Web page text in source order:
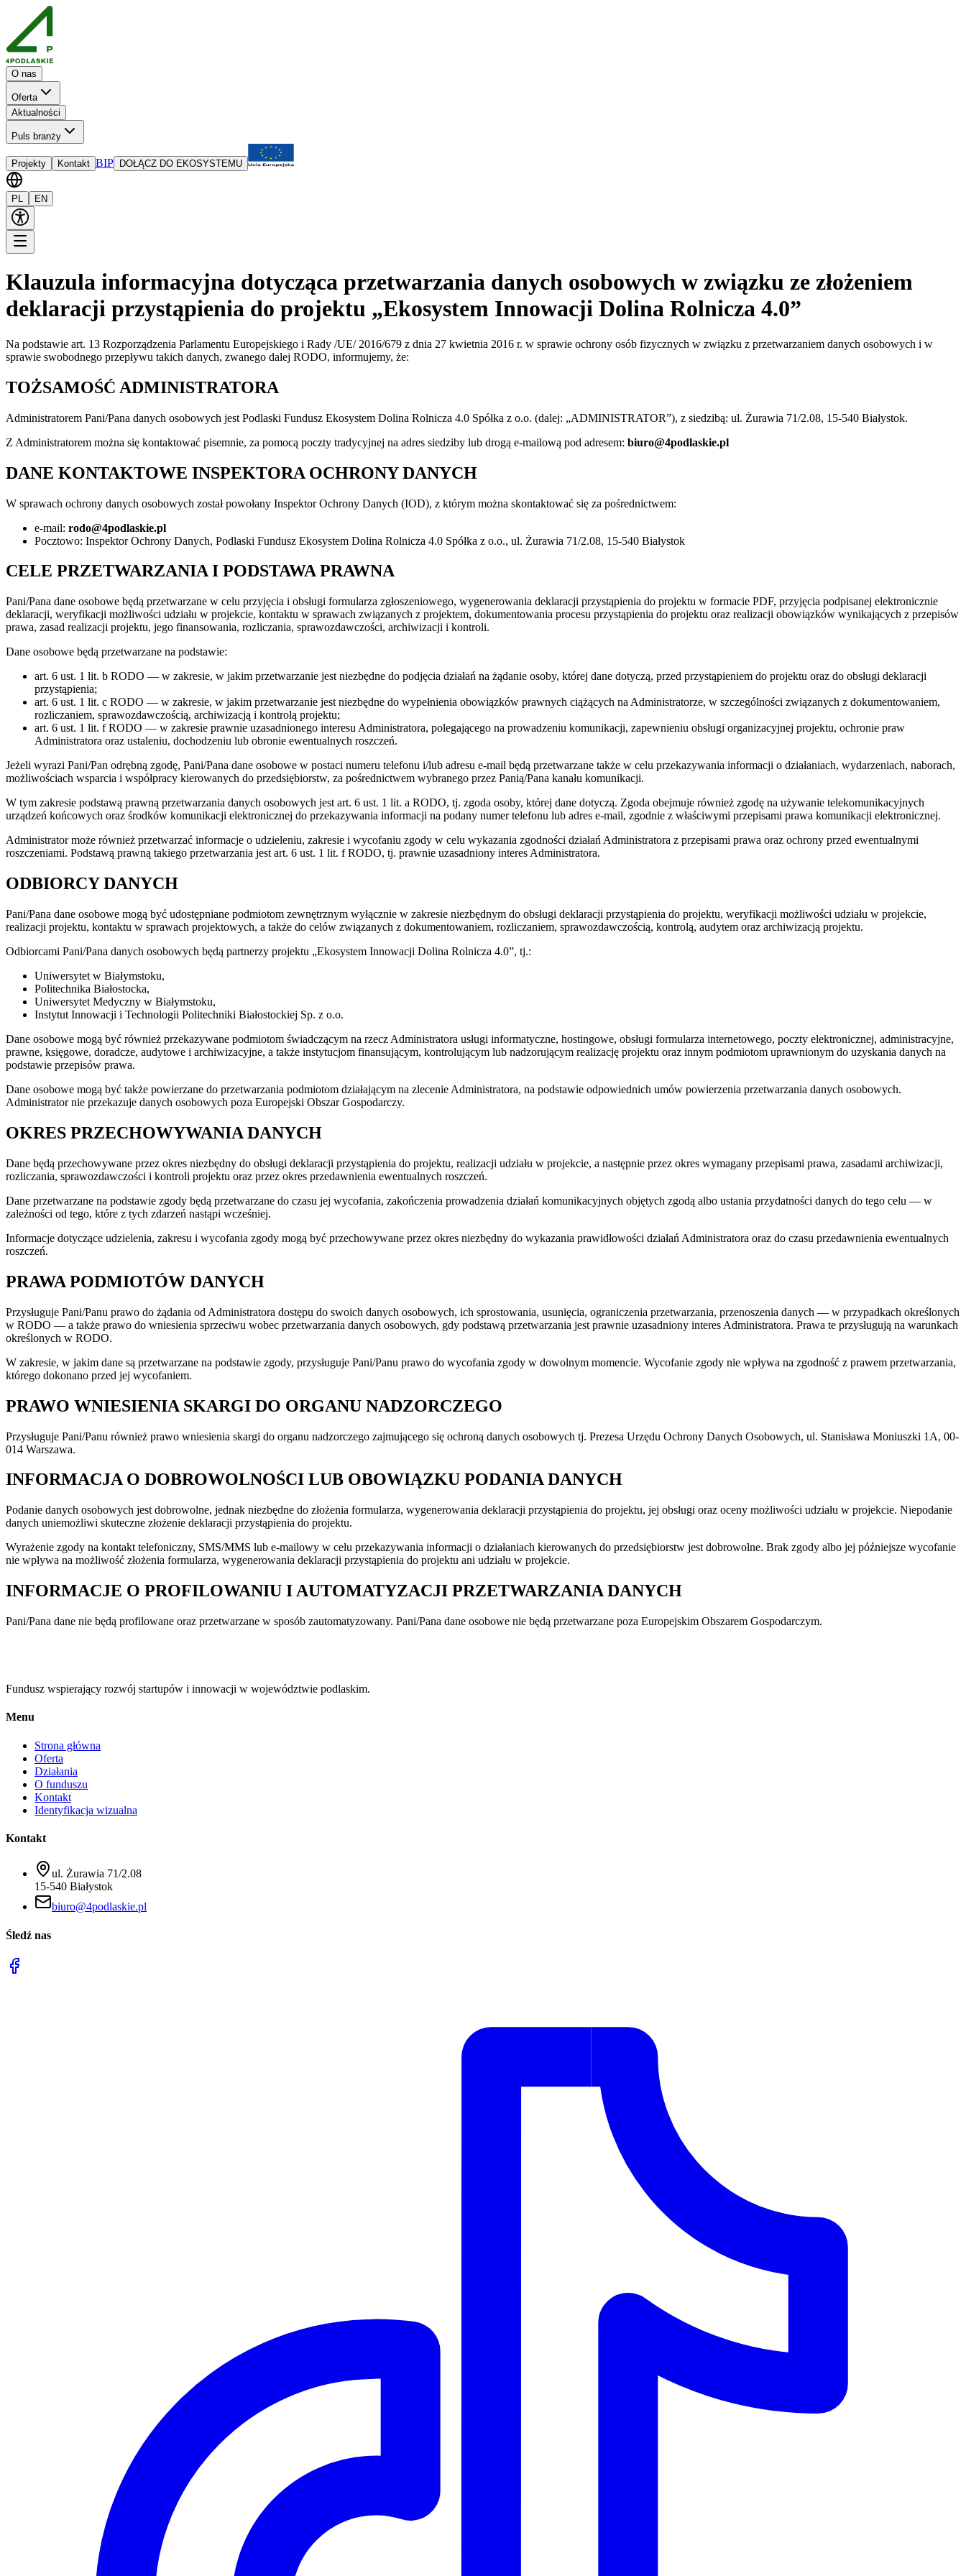
O nas
Oferta
Aktualności
Puls branży
Projekty Kontakt BIP DOŁĄCZ DO EKOSYSTEMU
PL EN
Klauzula informacyjna dotycząca przetwarzania danych osobowych w związku ze złożeniem
deklaracji przystąpienia do projektu „Ekosystem Innowacji Dolina Rolnicza 4.0”
Na podstawie art. 13 Rozporządzenia Parlamentu Europejskiego i Rady /UE/ 2016/679 z dnia 27 kwietnia 2016 r. w sprawie ochrony osób fizycznych w związku z przetwarzaniem danych osobowych i w
sprawie swobodnego przepływu takich danych, zwanego dalej RODO, informujemy, że:
TOŻSAMOŚĆ ADMINISTRATORA
Administratorem Pani/Pana danych osobowych jest Podlaski Fundusz Ekosystem Dolina Rolnicza 4.0 Spółka z o.o. (dalej: „ADMINISTRATOR”), z siedzibą: ul. Żurawia 71/2.08, 15-540 Białystok.
Z Administratorem można się kontaktować pisemnie, za pomocą poczty tradycyjnej na adres siedziby lub drogą e-mailową pod adresem: biuro@4podlaskie.pl
DANE KONTAKTOWE INSPEKTORA OCHRONY DANYCH
W sprawach ochrony danych osobowych został powołany Inspektor Ochrony Danych (IOD), z którym można skontaktować się za pośrednictwem:
e-mail: rodo@4podlaskie.pl
Pocztowo: Inspektor Ochrony Danych, Podlaski Fundusz Ekosystem Dolina Rolnicza 4.0 Spółka z o.o., ul. Żurawia 71/2.08, 15-540 Białystok
CELE PRZETWARZANIA I PODSTAWA PRAWNA
Pani/Pana dane osobowe będą przetwarzane w celu przyjęcia i obsługi formularza zgłoszeniowego, wygenerowania deklaracji przystąpienia do projektu w formacie PDF, przyjęcia podpisanej elektronicznie
deklaracji, weryfikacji możliwości udziału w projekcie, kontaktu w sprawach związanych z projektem, dokumentowania procesu przystąpienia do projektu oraz realizacji obowiązków wynikających z przepisów
prawa, zasad realizacji projektu, jego finansowania, rozliczania, sprawozdawczości, archiwizacji i kontroli.
Dane osobowe będą przetwarzane na podstawie:
art. 6 ust. 1 lit. b RODO — w zakresie, w jakim przetwarzanie jest niezbędne do podjęcia działań na żądanie osoby, której dane dotyczą, przed przystąpieniem do projektu oraz do obsługi deklaracji
przystąpienia;
art. 6 ust. 1 lit. c RODO — w zakresie, w jakim przetwarzanie jest niezbędne do wypełnienia obowiązków prawnych ciążących na Administratorze, w szczególności związanych z dokumentowaniem,
rozliczaniem, sprawozdawczością, archiwizacją i kontrolą projektu;
art. 6 ust. 1 lit. f RODO — w zakresie prawnie uzasadnionego interesu Administratora, polegającego na prowadzeniu komunikacji, zapewnieniu obsługi organizacyjnej projektu, ochronie praw
Administratora oraz ustaleniu, dochodzeniu lub obronie ewentualnych roszczeń.
Jeżeli wyrazi Pani/Pan odrębną zgodę, Pani/Pana dane osobowe w postaci numeru telefonu i/lub adresu e-mail będą przetwarzane także w celu przekazywania informacji o działaniach, wydarzeniach, naborach,
możliwościach wsparcia i współpracy kierowanych do przedsiębiorstw, za pośrednictwem wybranego przez Panią/Pana kanału komunikacji.
W tym zakresie podstawą prawną przetwarzania danych osobowych jest art. 6 ust. 1 lit. a RODO, tj. zgoda osoby, której dane dotyczą. Zgoda obejmuje również zgodę na używanie telekomunikacyjnych
urządzeń końcowych oraz środków komunikacji elektronicznej do przekazywania informacji na podany numer telefonu lub adres e-mail, zgodnie z właściwymi przepisami prawa komunikacji elektronicznej.
Administrator może również przetwarzać informacje o udzieleniu, zakresie i wycofaniu zgody w celu wykazania zgodności działań Administratora z przepisami prawa oraz ochrony przed ewentualnymi
roszczeniami. Podstawą prawną takiego przetwarzania jest art. 6 ust. 1 lit. f RODO, tj. prawnie uzasadniony interes Administratora.
ODBIORCY DANYCH
Pani/Pana dane osobowe mogą być udostępniane podmiotom zewnętrznym wyłącznie w zakresie niezbędnym do obsługi deklaracji przystąpienia do projektu, weryfikacji możliwości udziału w projekcie,
realizacji projektu, kontaktu w sprawach projektowych, a także do celów związanych z dokumentowaniem, rozliczaniem, sprawozdawczością, kontrolą, audytem oraz archiwizacją projektu.
Odbiorcami Pani/Pana danych osobowych będą partnerzy projektu „Ekosystem Innowacji Dolina Rolnicza 4.0”, tj.:
Uniwersytet w Białymstoku,
Politechnika Białostocka,
Uniwersytet Medyczny w Białymstoku,
Instytut Innowacji i Technologii Politechniki Białostockiej Sp. z o.o.
Dane osobowe mogą być również przekazywane podmiotom świadczącym na rzecz Administratora usługi informatyczne, hostingowe, obsługi formularza internetowego, poczty elektronicznej, administracyjne,
prawne, księgowe, doradcze, audytowe i archiwizacyjne, a także instytucjom finansującym, kontrolującym lub nadzorującym realizację projektu oraz innym podmiotom uprawnionym do uzyskania danych na
podstawie przepisów prawa.
Dane osobowe mogą być także powierzane do przetwarzania podmiotom działającym na zlecenie Administratora, na podstawie odpowiednich umów powierzenia przetwarzania danych osobowych.
Administrator nie przekazuje danych osobowych poza Europejski Obszar Gospodarczy.
OKRES PRZECHOWYWANIA DANYCH
Dane będą przechowywane przez okres niezbędny do obsługi deklaracji przystąpienia do projektu, realizacji udziału w projekcie, a następnie przez okres wymagany przepisami prawa, zasadami archiwizacji,
rozliczania, sprawozdawczości i kontroli projektu oraz przez okres przedawnienia ewentualnych roszczeń.
Dane przetwarzane na podstawie zgody będą przetwarzane do czasu jej wycofania, zakończenia prowadzenia działań komunikacyjnych objętych zgodą albo ustania przydatności danych do tego celu — w
zależności od tego, które z tych zdarzeń nastąpi wcześniej.
Informacje dotyczące udzielenia, zakresu i wycofania zgody mogą być przechowywane przez okres niezbędny do wykazania prawidłowości działań Administratora oraz do czasu przedawnienia ewentualnych
roszczeń.
PRAWA PODMIOTÓW DANYCH
Przysługuje Pani/Panu prawo do żądania od Administratora dostępu do swoich danych osobowych, ich sprostowania, usunięcia, ograniczenia przetwarzania, przenoszenia danych — w przypadkach określonych
w RODO — a także prawo do wniesienia sprzeciwu wobec przetwarzania danych osobowych, gdy podstawą przetwarzania jest prawnie uzasadniony interes Administratora. Prawa te przysługują na warunkach
określonych w RODO.
W zakresie, w jakim dane są przetwarzane na podstawie zgody, przysługuje Pani/Panu prawo do wycofania zgody w dowolnym momencie. Wycofanie zgody nie wpływa na zgodność z prawem przetwarzania,
którego dokonano przed jej wycofaniem.
PRAWO WNIESIENIA SKARGI DO ORGANU NADZORCZEGO
Przysługuje Pani/Panu również prawo wniesienia skargi do organu nadzorczego zajmującego się ochroną danych osobowych tj. Prezesa Urzędu Ochrony Danych Osobowych, ul. Stanisława Moniuszki 1A, 00-
014 Warszawa.
INFORMACJA O DOBROWOLNOŚCI LUB OBOWIĄZKU PODANIA DANYCH
Podanie danych osobowych jest dobrowolne, jednak niezbędne do złożenia formularza, wygenerowania deklaracji przystąpienia do projektu, jej obsługi oraz oceny możliwości udziału w projekcie. Niepodanie
danych uniemożliwi skuteczne złożenie deklaracji przystąpienia do projektu.
Wyrażenie zgody na kontakt telefoniczny, SMS/MMS lub e-mailowy w celu przekazywania informacji o działaniach kierowanych do przedsiębiorstw jest dobrowolne. Brak zgody albo jej późniejsze wycofanie
nie wpływa na możliwość złożenia formularza, wygenerowania deklaracji przystąpienia do projektu ani udziału w projekcie.
INFORMACJE O PROFILOWANIU I AUTOMATYZACJI PRZETWARZANIA DANYCH
Pani/Pana dane nie będą profilowane oraz przetwarzane w sposób zautomatyzowany. Pani/Pana dane osobowe nie będą przetwarzane poza Europejskim Obszarem Gospodarczym.
Fundusz wspierający rozwój startupów i innowacji w województwie podlaskim.
Menu
Strona główna
Oferta
Działania
O funduszu
Kontakt
Identyfikacja wizualna
Kontakt
ul. Żurawia 71/2.08
15-540 Białystok
biuro@4podlaskie.pl
Śledź nas